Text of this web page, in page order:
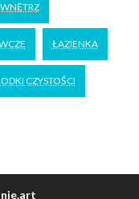
ŁAZIENKA
CZYSTOŚCI